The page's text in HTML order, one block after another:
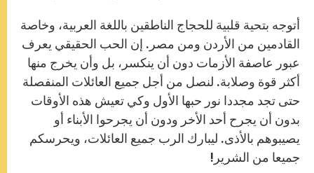
أتوجه بتحية قلبية للحجاج الناطقين باللغة العربية، وخاصة
القادمين من الأردن ومن ‏مصر. إن الحب الحقيقي يعرف
عبور عاصفة الأزمات دون أن ينكسر، بل وأن يخرج منها
‏أكثر قوة وصلابة. لنصل من أجل جميع العائلات المنفصلة
حتى تجد مجددا نور حبها الأول ‏وكي تعيش هذه الأوقات
بدون أن يجرح أحد الأخر ودون أن يجرحوا الأبناء أو
يصيبوهم بالأذى. ليبارك ‏الرب جميع العائلات، ويحرسكم
جميعا من الشرير!‏